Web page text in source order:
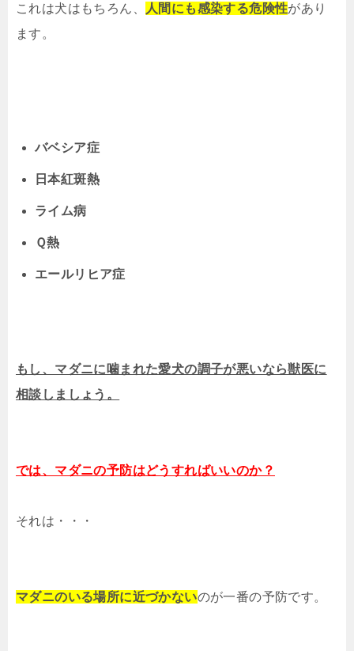
これは犬はもちろん、 人間にも感染する危険性があり
ます。
バベシア症
日本紅斑熱
ライム病
Ｑ熱
エールリヒア症
もし、マダニに噛まれた愛犬の調子が悪いなら獣医に
相談しましょう。
では、マダニの予防はどうすればいいのか？
それは・・・
マダニのいる場所に近づかないのが一番の予防です。